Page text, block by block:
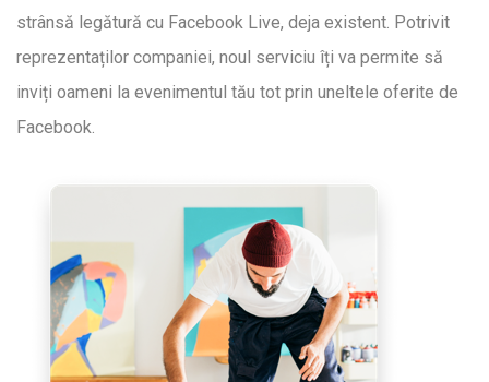
strânsă legătură cu Facebook Live, deja existent. Potrivit
reprezentaților companiei, noul serviciu îți va permite să
inviți oameni la evenimentul tău tot prin uneltele oferite de
Facebook.